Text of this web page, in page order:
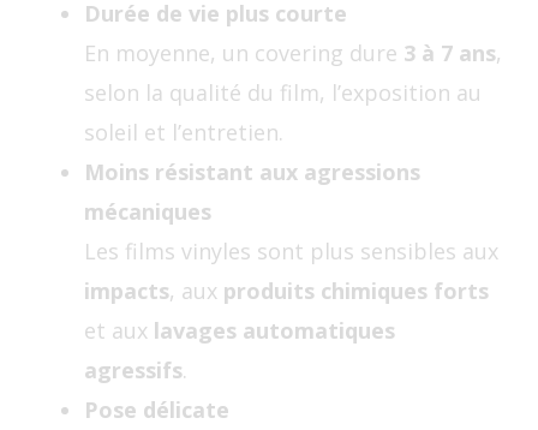
Durée de vie plus courte
En moyenne, un covering dure 3 à 7 ans,
selon la qualité du film, l’exposition au
soleil et l’entretien.
Moins résistant aux agressions
mécaniques
Les films vinyles sont plus sensibles aux
impacts, aux produits chimiques forts
et aux lavages automatiques
agressifs.
Pose délicate